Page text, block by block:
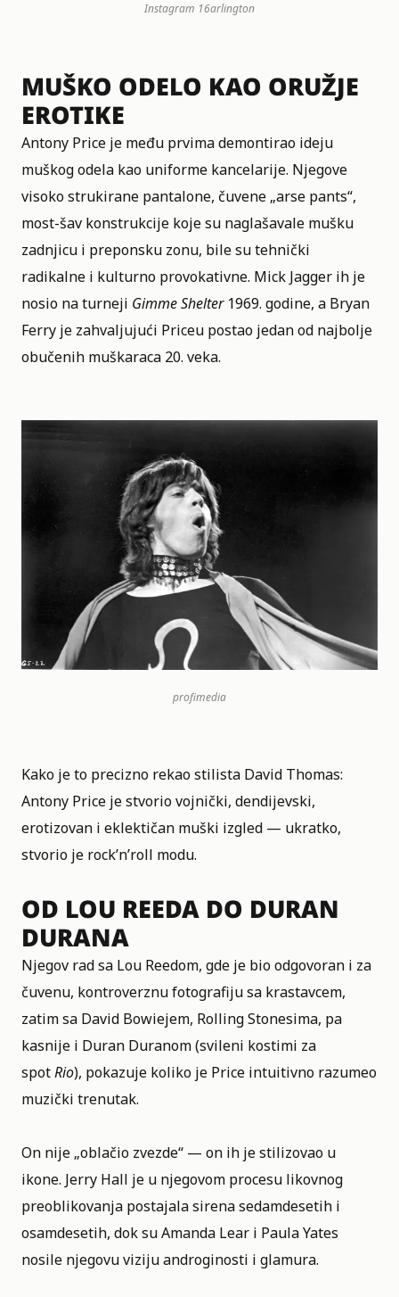
Instagram 16arlington
MUŠKO ODELO KAO ORUŽJE
EROTIKE
Antony Price je među prvima demontirao ideju
muškog odela kao uniforme kancelarije. Njegove
visoko strukirane pantalone, čuvene „arse pants“,
most-šav konstrukcije koje su naglašavale mušku
zadnjicu i preponsku zonu, bile su tehnički
radikalne i kulturno provokativne. Mick Jagger ih je
nosio na turneji Gimme Shelter1969. godine, a Bryan
Ferry je zahvaljujući Priceu postao jedan od najbolje
obučenih muškaraca 20. veka.
profimedia
Kako je to precizno rekao stilista David Thomas:
Antony Price je stvorio vojnički, dendijevski,
erotizovan i eklektičan muški izgled — ukratko,
stvorio je rock’n’roll modu.
OD LOU REEDA DO DURAN
DURANA
Njegov rad sa Lou Reedom, gde je bio odgovoran i za
čuvenu, kontroverznu fotografiju sa krastavcem,
zatim sa David Bowiejem, Rolling Stonesima, pa
kasnije i Duran Duranom (svileni kostimi za
spotRio), pokazuje koliko je Price intuitivno razumeo
muzički trenutak.
On nije „oblačio zvezde“ — on ih je stilizovao u
ikone. Jerry Hall je u njegovom procesu likovnog
preoblikovanja postajala sirena sedamdesetih i
osamdesetih, dok su Amanda Lear i Paula Yates
nosile njegovu viziju androginosti i glamura.